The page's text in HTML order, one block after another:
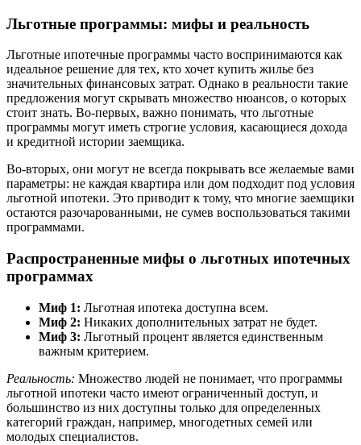
Льготные программы: мифы и реальность
Льготные ипотечные программы часто воспринимаются как
идеальное решение для тех, кто хочет купить жилье без
значительных финансовых затрат. Однако в реальности такие
предложения могут скрывать множество нюансов, о которых
стоит знать. Во-первых, важно понимать, что льготные
программы могут иметь строгие условия, касающиеся дохода
и кредитной истории заемщика.
Во-вторых, они могут не всегда покрывать все желаемые вами
параметры: не каждая квартира или дом подходит под условия
льготной ипотеки. Это приводит к тому, что многие заемщики
остаются разочарованными, не сумев воспользоваться такими
программами.
Распространенные мифы о льготных ипотечных
программах
Миф 1: Льготная ипотека доступна всем.
Миф 2: Никаких дополнительных затрат не будет.
Миф 3: Льготный процент является единственным
важным критерием.
Реальность: Множество людей не понимает, что программы
льготной ипотеки часто имеют ограниченный доступ, и
большинство из них доступны только для определенных
категорий граждан, например, многодетных семей или
молодых специалистов.